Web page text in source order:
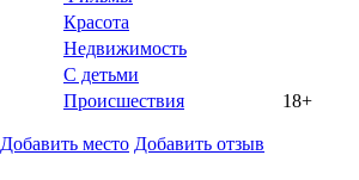
Красота
Недвижимость
С детьми
Происшествия 18+
Добавить место Добавить отзыв